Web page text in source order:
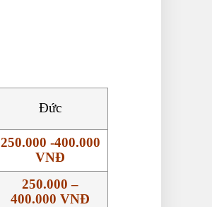
Đức
250.000 -400.000
VNĐ
250.000 –
400.000 VNĐ